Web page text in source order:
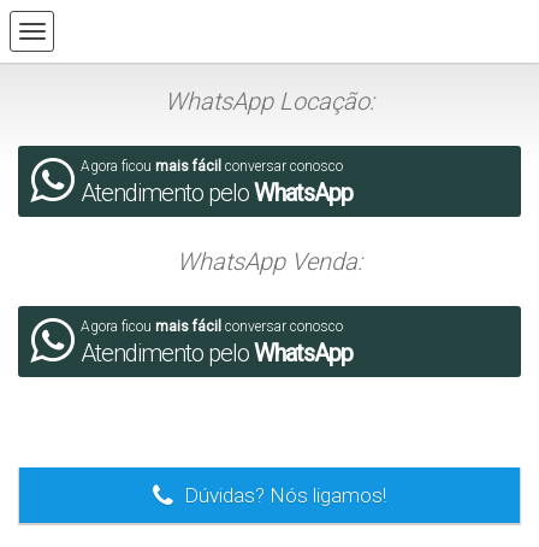
WhatsApp Locação:
Agora ficou mais fácil conversar conosco
Atendimento peloWhatsApp
WhatsApp Venda:
Agora ficou mais fácil conversar conosco
Atendimento peloWhatsApp
Dúvidas? Nós ligamos!